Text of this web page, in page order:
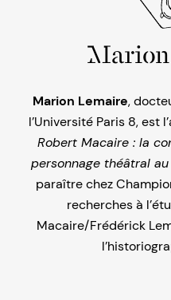
Marion Lemaire,
l’Université Paris 8, est
Robert Macaire : la
personnage théâtral
paraître chez
recherches à
Macaire/Frédérick